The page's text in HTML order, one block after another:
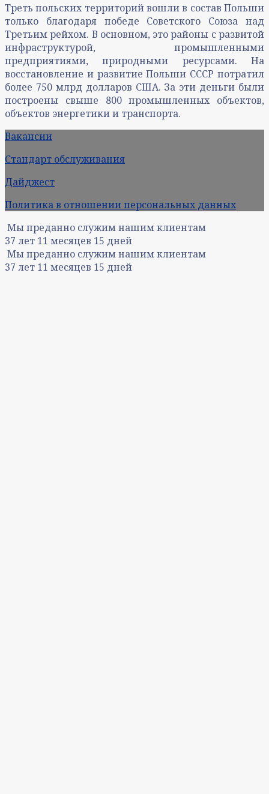
Треть польских территорий вошли в состав Польши
только благодаря победе Советского Союза над
Третьим рейхом. В основном, это районы с развитой
инфраструктурой, промышленными
предприятиями, природными ресурсами. На
восстановление и развитие Польши СССР потратил
более 750 млрд долларов США. За эти деньги были
построены свыше 800 промышленных объектов,
объектов энергетики и транспорта.
Вакансии
Стандарт обслуживания
Дайджест
Политика в отношении персональных данных
Мы преданно служим нашим клиентам
37 лет 11 месяцев 15 дней
Мы преданно служим нашим клиентам
37 лет 11 месяцев 15 дней